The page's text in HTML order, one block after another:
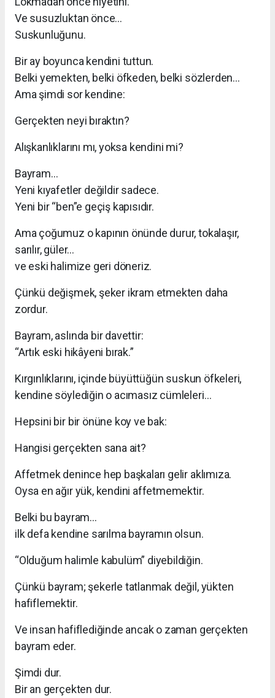
Ve susuzluktan önce…
Suskunluğunu.
Bir ay boyunca kendini tuttun.
Belki yemekten, belki öfkeden, belki sözlerden…
Ama şimdi sor kendine:
Gerçekten neyi bıraktın?
Alışkanlıklarını mı, yoksa kendini mi?
Bayram…
Yeni kıyafetler değildir sadece.
Yeni bir “ben”e geçiş kapısıdır.
Ama çoğumuz o kapının önünde durur, tokalaşır,
sarılır, güler…
ve eski halimize geri döneriz.
Çünkü değişmek, şeker ikram etmekten daha
zordur.
Bayram, aslında bir davettir:
“Artık eski hikâyeni bırak.”
Kırgınlıklarını, içinde büyüttüğün suskun öfkeleri,
kendine söylediğin o acımasız cümleleri…
Hepsini bir bir önüne koy ve bak:
Hangisi gerçekten sana ait?
Affetmek denince hep başkaları gelir aklımıza.
Oysa en ağır yük, kendini affetmemektir.
Belki bu bayram…
ilk defa kendine sarılma bayramın olsun.
“Olduğum halimle kabulüm” diyebildiğin.
Çünkü bayram; şekerle tatlanmak değil, yükten
hafiflemektir.
Ve insan hafiflediğinde ancak o zaman gerçekten
bayram eder.
Şimdi dur.
Bir an gerçekten dur.